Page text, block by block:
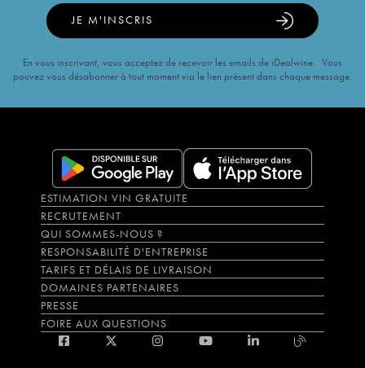
JE M'INSCRIS
En vous inscrivant, vous acceptez de recevoir les emails de iDealwine. Vous
pouvez vous désabonner à tout moment via le lien présent dans chaque message.
ESTIMATION VIN GRATUITE
RECRUTEMENT
QUI SOMMES-NOUS ?
RESPONSABILITÉ D'ENTREPRISE
TARIFS ET DÉLAIS DE LIVRAISON
DOMAINES PARTENAIRES
PRESSE
FOIRE AUX QUESTIONS